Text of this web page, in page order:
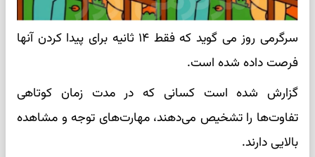
سرگرمی روز می گوید که فقط ۱۴ ثانیه برای پیدا کردن آنها
فرصت داده شده است.
گزارش شده است کسانی که در مدت زمان کوتاهی
تفاوت‌ها را تشخیص می‌دهند، مهارت‌های توجه و مشاهده
بالایی دارند.